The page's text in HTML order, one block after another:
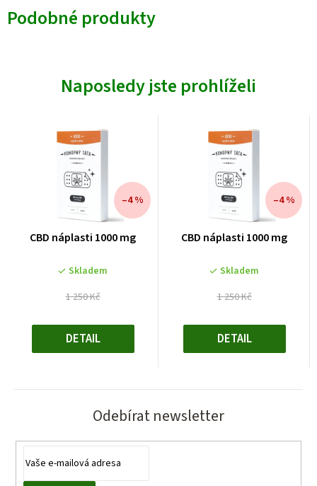
Podobné produkty
Naposledy jste prohlíželi
CBD náplasti 1000 mg
Skladem
1 250 Kč
–4 %
cena:
DETAIL
CBD náplasti 1000 mg
Skladem
1 250 Kč
–4 %
cena:
DETAIL
Odebírat newsletter